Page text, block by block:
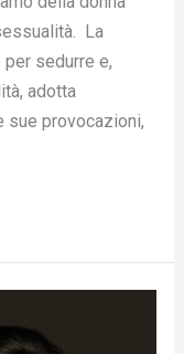
La
sedurre e,
adotta
sue provocazioni,